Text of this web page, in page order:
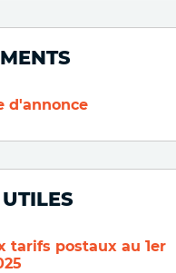
d'annonce
tarifs postaux au 1er